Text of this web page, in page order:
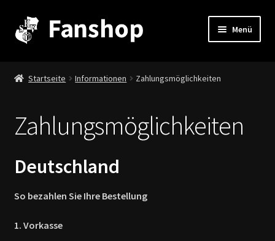
Zur
Navigation
Zum
Inhalt
Menü
Stadionheft
Informationen
Zahlungsmöglichkeiten
Kontakt
Startseite Informationen Zahlungsmöglichkeiten
Zahlungsmöglichkeiten
Deutschland
So bezahlen Sie Ihre Bestellung
1. Vorkasse